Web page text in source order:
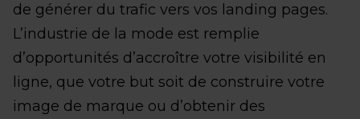
de générer du trafic vers vos landing pages.
L’industrie de la mode est remplie
d’opportunités d’accroître votre visibilité en
ligne, que votre but soit de construire votre
image de marque ou d’obtenir des